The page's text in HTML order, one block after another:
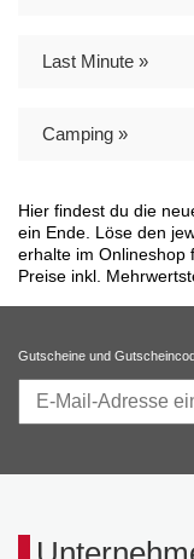
Last Minute »
Camping »
Hier findest du die
ein Ende. Löse den
erhalte im Onlineshop
Preise inkl.
Gutscheine und